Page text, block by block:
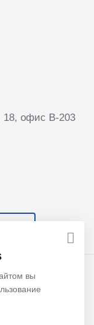
18, офис B-203
оборудование
вы